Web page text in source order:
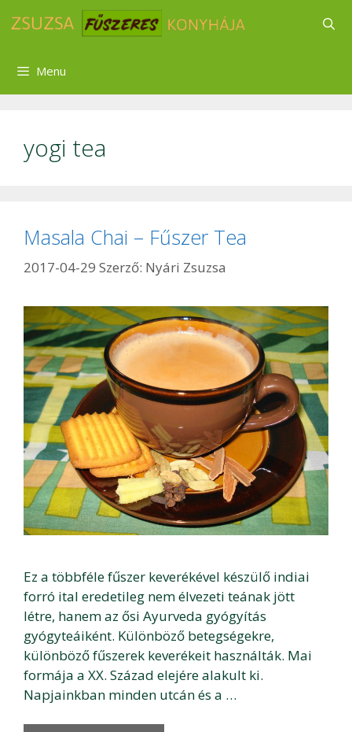
Menu
yogi tea
Masala Chai – Fűszer Tea
2017-04-29 Szerző: Nyári Zsuzsa
Ez a többféle fűszer keverékével készülő indiai
forró ital eredetileg nem élvezeti teának jött
létre, hanem az ősi Ayurveda gyógyítás
gyógyteáiként. Különböző betegségekre,
különböző fűszerek keverékeit használták. Mai
formája a XX. Század elejére alakult ki.
Napjainkban minden utcán és a …